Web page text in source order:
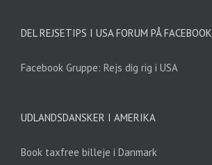
DEL REJSETIPS I USA FORUM PÅ FACEBOOK
Facebook Gruppe: Rejs dig rig i USA
UDLANDSDANSKER I AMERIKA
Book taxfree billeje i Danmark